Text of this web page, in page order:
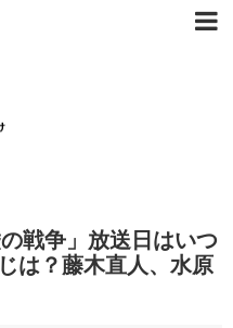
戦争」放送日はいつ
は？藤木直人、水原